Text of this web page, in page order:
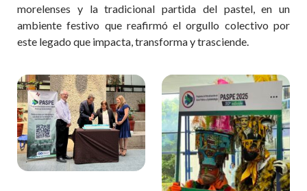
morelenses y la tradicional partida del pastel, en un
ambiente festivo que reafirmó el orgullo colectivo por
este legado que impacta, transforma y trasciende.